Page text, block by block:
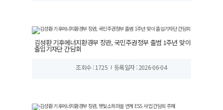
김성환 기후에너지환경부 장관, 국민주권정부 출범 1주년 맞이
출입기자단 간담회
조회수 : 1725 등록일자 : 2026-06-04